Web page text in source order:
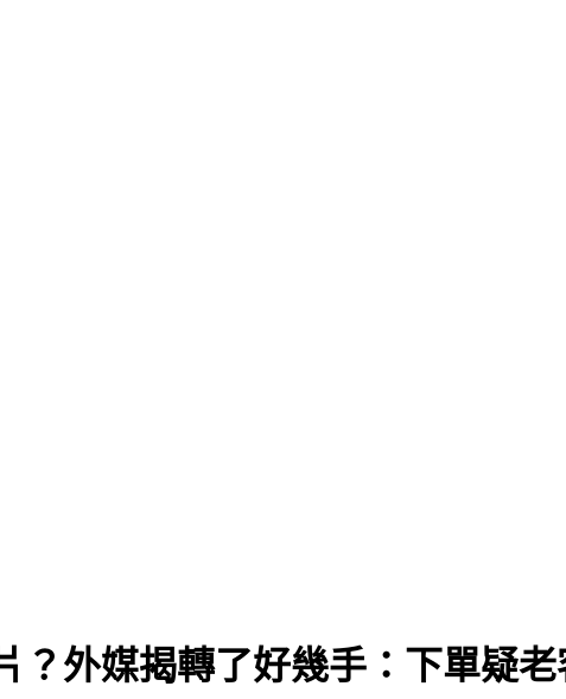
？外媒揭轉了好幾手：下單疑老